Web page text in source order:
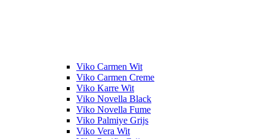
Viko Carmen Wit
Viko Carmen Creme
Viko Karre Wit
Viko Novella Black
Viko Novella Fume
Viko Palmiye Grijs
Viko Vera Wit